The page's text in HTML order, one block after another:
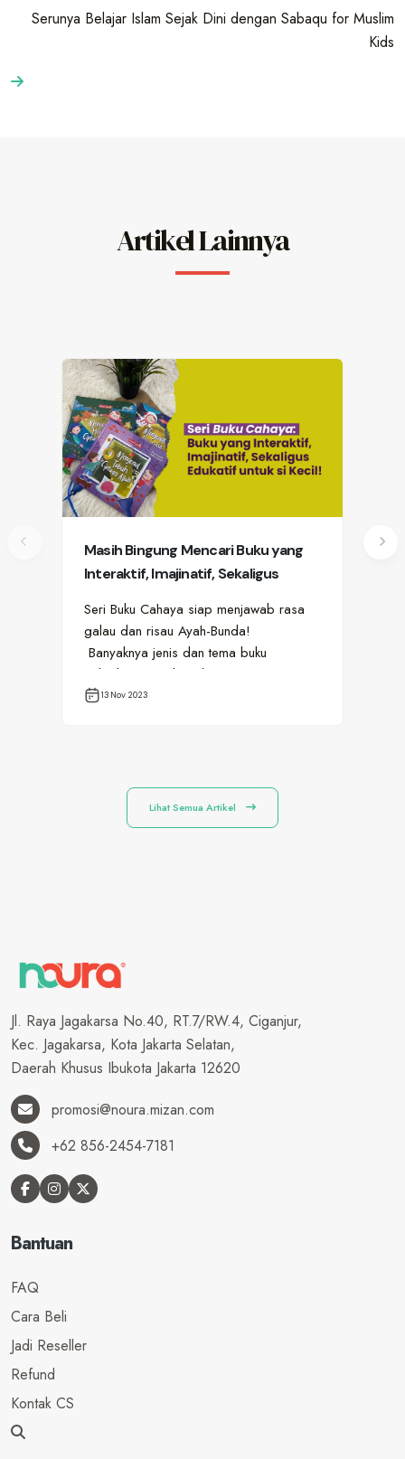
Serunya Belajar Islam Sejak Dini dengan Sabaqu for Muslim
Kids
Artikel Lainnya
Masih Bingung Mencari Buku yang
Interaktif, Imajinatif, Sekaligus
Seri Buku Cahaya siap menjawab rasa
galau dan risau Ayah-Bunda!
Banyaknya jenis dan tema buku
terkadang membuat kita…
13 Nov 2023
Lihat Semua Artikel
Jl. Raya Jagakarsa No.40, RT.7/RW.4, Ciganjur,
Kec. Jagakarsa, Kota Jakarta Selatan,
Daerah Khusus Ibukota Jakarta 12620
promosi@noura.mizan.com
+62 856-2454-7181
Bantuan
FAQ
Cara Beli
Jadi Reseller
Refund
Kontak CS